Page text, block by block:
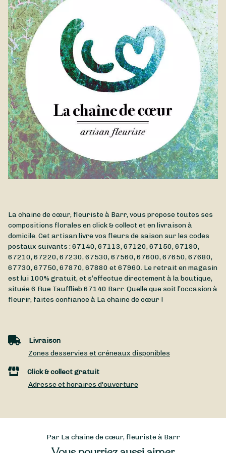
est disponible à la livraison à Barr et dans ses environs.
La chaine de cœur, fleuriste à Barr, vous propose toutes ses
compositions florales en click & collect et en livraison à
domicile. Cet artisan livre vos fleurs de saison sur les codes
postaux suivants : 67140, 67113, 67120, 67150, 67190,
67210, 67220, 67230, 67530, 67560, 67600, 67650, 67680,
67730, 67750, 67870, 67880 et 67960. Le retrait en magasin
est lui 100% gratuit, et s’effectue directement à la boutique,
située6 Rue Taufflieb67140 Barr. Quelle que soit l’occasion à
fleurir, faites confiance à La chaine de cœur !
Livraison
Zones desservies et créneaux disponibles
Click & collect gratuit
Adresse et horaires d'ouverture
Par La chaine de cœur, fleuriste à Barr